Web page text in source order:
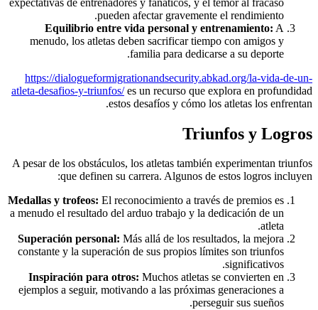
pueden afectar gravemente el rendimiento.
Equilibrio entre vida personal y entrenamiento: A
menudo, los atletas deben sacrificar tiempo con amigos y
familia para dedicarse a su deporte.
https://dialogueformigrationandsecurity.abkad.org/la-vida-de-un-
atleta-desafios-y-triunfos/es un recurso que explora en profundidad
estos desafíos y cómo los atletas los enfrentan.
Triunfos y Logros
A pesar de los obstáculos, los atletas también experimentan triunfos
que definen su carrera. Algunos de estos logros incluyen:
Medallas y trofeos: El reconocimiento a través de premios es
a menudo el resultado del arduo trabajo y la dedicación de un
atleta.
Superación personal: Más allá de los resultados, la mejora
constante y la superación de sus propios límites son triunfos
significativos.
Inspiración para otros: Muchos atletas se convierten en
ejemplos a seguir, motivando a las próximas generaciones a
perseguir sus sueños.